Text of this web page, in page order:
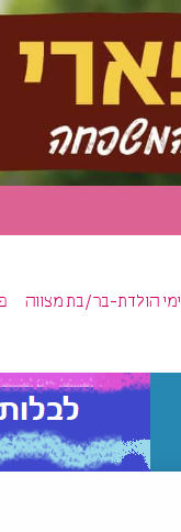
ימי הולדת-בר/בת מצווה